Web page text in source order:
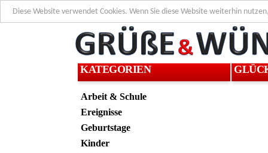
Diese Website verwendet Cookies. Wenn Sie diese Website weiterhin
KATEGORIEN
Arbeit & Schule
Ereignisse
Geburtstage
Kinder